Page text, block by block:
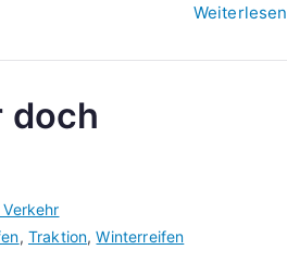
Weiterlesen
doch
, Traktion,Winterreifen